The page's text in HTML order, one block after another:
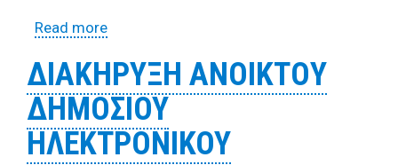
Read moreabout Προκήρυξη ανοικτού δημόσιου
«Προμήθεια Χριστουγεννιάτικου
Διακόσμου 2025»
ΔΙΑΚΗΡYΞΗ ΑΝΟΙΚTΟY
ΔΗΜΟΣΙΟΥ
ΗΛΕΚΤΡΟΝΙΚΟΥ